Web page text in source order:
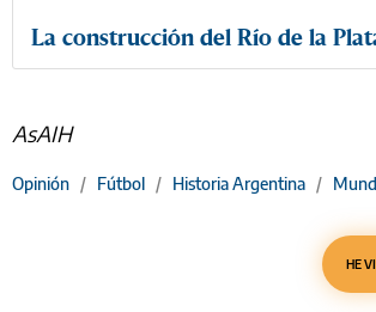
La construcción del Río de la
AsAIH
Opinión / Fútbol / Historia Argentina /
HE